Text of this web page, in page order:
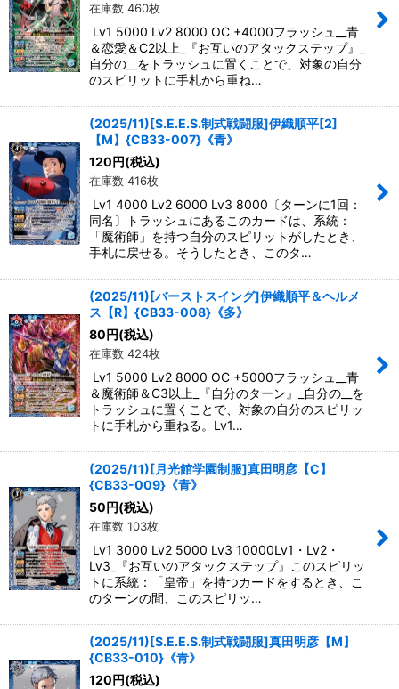
在庫数 460枚
Lv1 5000 Lv2 8000 OC +4000フラッシュ__青
＆恋愛＆C2以上_『お互いのアタックステップ』_
自分の__をトラッシュに置くことで、対象の自分
のスピリットに手札から重ね…
(2025/11)[S.E.E.S.制式戦闘服]伊織順平[2]
【M】{CB33-007}《青》
120 円(税込)
在庫数 416枚
Lv1 4000 Lv2 6000 Lv3 8000〔ターンに1回：
同名〕トラッシュにあるこのカードは、系統：
「魔術師」を持つ自分のスピリットがしたとき、
手札に戻せる。そうしたとき、このタ…
(2025/11)[バーストスイング]伊織順平＆ヘルメ
ス【R】{CB33-008}《多》
80 円(税込)
在庫数 424枚
Lv1 5000 Lv2 8000 OC +5000フラッシュ__青
＆魔術師＆C3以上_『自分のターン』_自分の__を
トラッシュに置くことで、対象の自分のスピリッ
トに手札から重ねる。Lv1…
(2025/11)[月光館学園制服]真田明彦【C】
{CB33-009}《青》
50 円(税込)
在庫数 103枚
Lv1 3000 Lv2 5000 Lv3 10000Lv1・Lv2・
Lv3_『お互いのアタックステップ』このスピリッ
トに系統：「皇帝」を持つカードをするとき、こ
のターンの間、このスピリッ…
(2025/11)[S.E.E.S.制式戦闘服]真田明彦【M】
{CB33-010}《青》
120 円(税込)